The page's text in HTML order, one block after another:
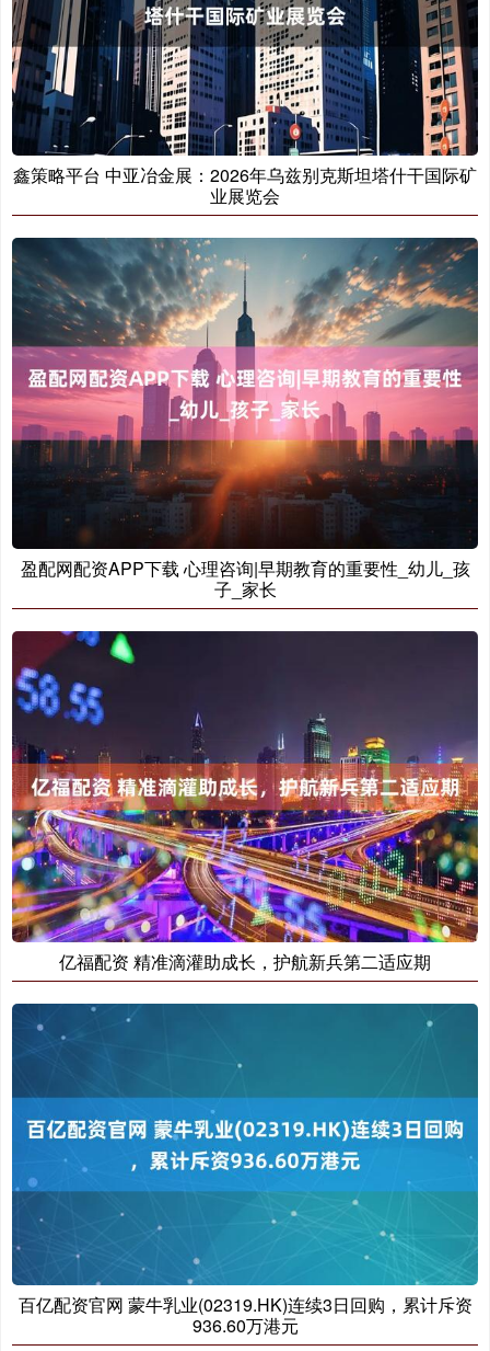
鑫策略平台 中亚冶金展：2026年乌兹别克斯坦塔什干国际矿
业展览会
盈配网配资APP下载 心理咨询|早期教育的重要性_幼儿_孩
子_家长
亿福配资 精准滴灌助成长，护航新兵第二适应期
百亿配资官网 蒙牛乳业(02319.HK)连续3日回购，累计斥资
936.60万港元